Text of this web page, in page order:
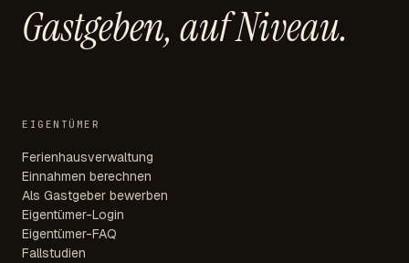
Gastgeben, auf Niveau.
EIGENTÜMER
Ferienhausverwaltung
Einnahmen berechnen
Als Gastgeber bewerben
Eigentümer-Login
Eigentümer-FAQ
Fallstudien